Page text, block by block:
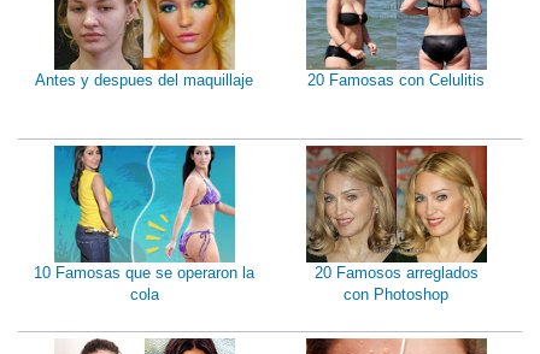
Antes y despues del maquillaje 20 Famosas con Celulitis
10 Famosas que se operaron la
cola
20 Famosos arreglados
con Photoshop